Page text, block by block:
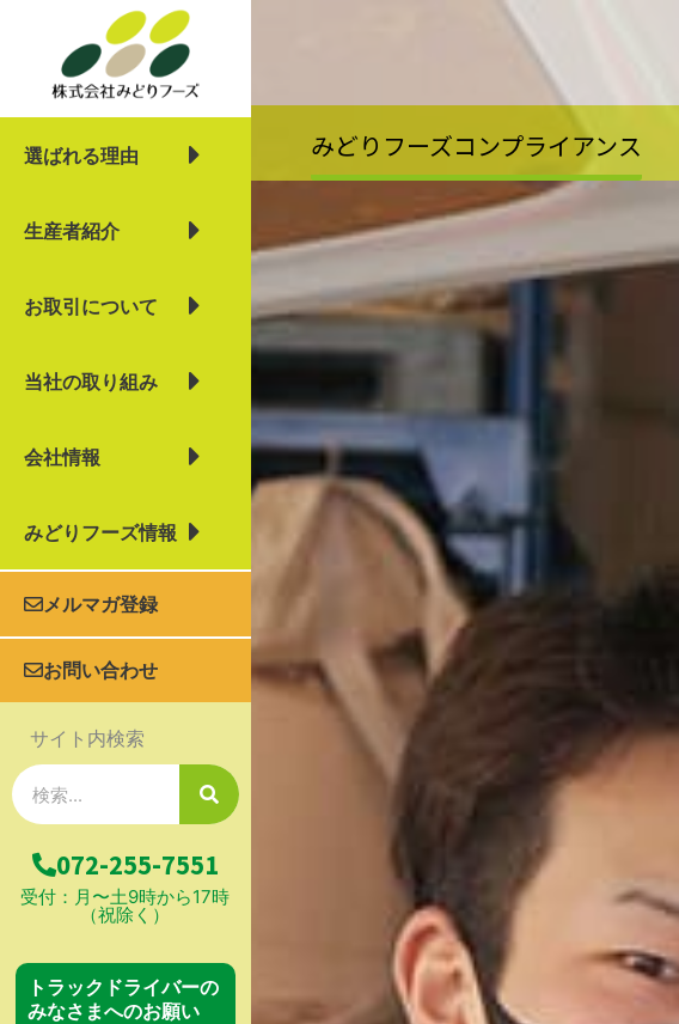
選ばれる理由
生産者紹介
お取引について
当社の取り組み
会社情報
みどりフーズ情報
メルマガ登録
お問い合わせ
サイト内検索
検
索
072-255-7551
受付：月〜土9時から17時
（祝除く）
トラックドライバーの
みなさまへのお願い
みどりフーズコンプライアンス